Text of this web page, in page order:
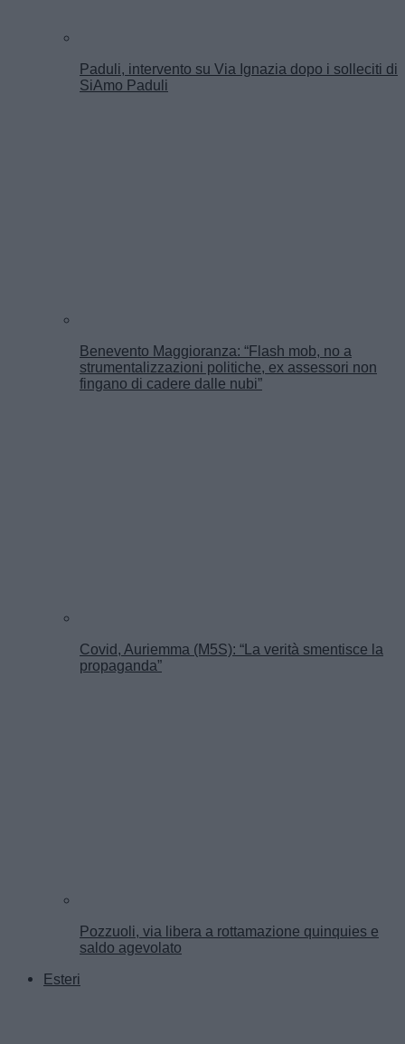
Paduli, intervento su Via Ignazia dopo i solleciti di
SiAmo Paduli
Benevento Maggioranza: “Flash mob, no a
strumentalizzazioni politiche, ex assessori non
fingano di cadere dalle nubi”
Covid, Auriemma (M5S): “La verità smentisce la
propaganda”
Pozzuoli, via libera a rottamazione quinquies e
saldo agevolato
Esteri